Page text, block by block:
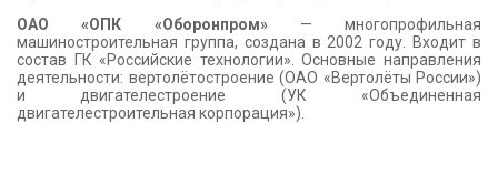
ОАО «ОПК «Оборонпром»— многопрофильная
машиностроительная группа, создана в 2002 году. Входит в
состав ГК «Российские технологии». Основные направления
деятельности: вертолётостроение (ОАО «Вертолёты России»)
и двигателестроение (УК «Объединенная
двигателестроительная корпорация»).